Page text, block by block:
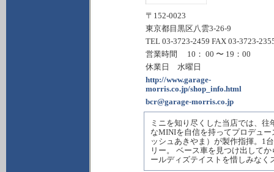
〒152-0023
東京都目黒区八雲3-26-9
TEL 03-3723-2459 FAX 03-3723-
営業時間 10： 00 〜 19：00
休業日 水曜日
http://www.garage-
morris.co.jp/shop_info.html
bcr@garage-morris.co.jp
ミニを知り尽くした当店では、
なMINIを自信を持ってプロデュ
ッシュあきやま）が製作指揮。1
リー。 ベース車を見つけ出して
ールディズテイストを惜しみな